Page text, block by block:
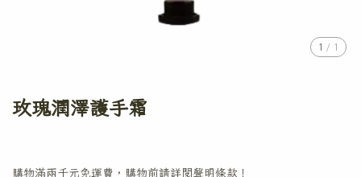
1 / 1
玫瑰潤澤護手霜
購物滿兩千元免運費，購物前請詳閱聲明條款！